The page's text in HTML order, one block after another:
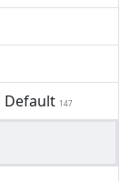
Default 147